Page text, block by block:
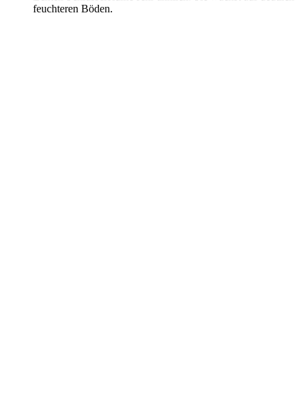
feuchteren Böden.